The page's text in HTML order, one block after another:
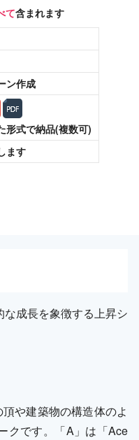
て含まれます
ン作成
形式で納品(複数可)
ます
な成長を象徴する上昇シ
や建築物の構造体のよ
クです。「A」は「Ace